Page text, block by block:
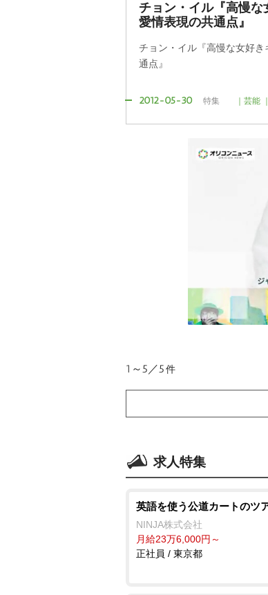
チョン・イル『高慢
愛情表現の共通点』
チョン・イル『高慢な女好
通点』
2012-05-30 特集 ｜芸能 ｜
1～5／5件
求人特集
英語を使う公道カートのツ
NINJA株式会社
月給23万6,000円～
正社員 / 東京都